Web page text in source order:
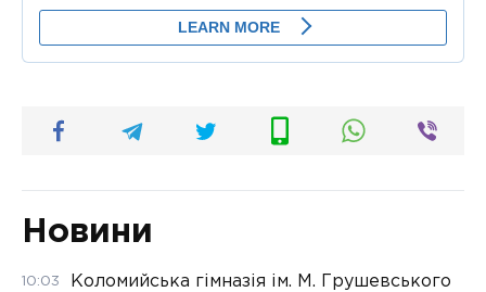
Новини
10:03
Коломийська гімназія ім. М. Грушевського